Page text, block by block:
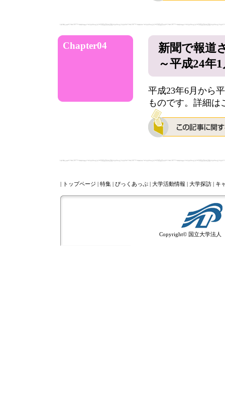
Chapter04
新聞で報道
～平成24年
平成23年6月から
ものです。 詳細は
| トップページ | 特集 | ぴっくあっぷ | 大学活動情報 | 大学探訪 | キ
Copyright© 国立大学法人